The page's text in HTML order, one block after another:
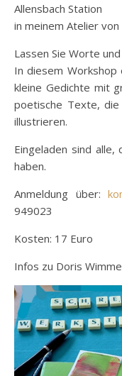
Allensbach Station
in meinem Atelier
Lassen Sie Worte
In diesem Workshop
kleine Gedichte mit
poetische Texte,
illustrieren.
Eingeladen sind alle,
haben.
Anmeldung über:
949023
Kosten: 17 Euro
Infos zu Doris